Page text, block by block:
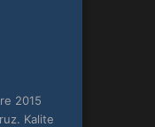
2015
Kalite